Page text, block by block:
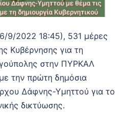
9/2022 18:45), 531 μέρες
Κυβέρνησης για τη
στην ΠΥΡΚΑΛ
την πρώτη δημόσια
Δάφνης-Υμηττού για το
δικτύωσης.